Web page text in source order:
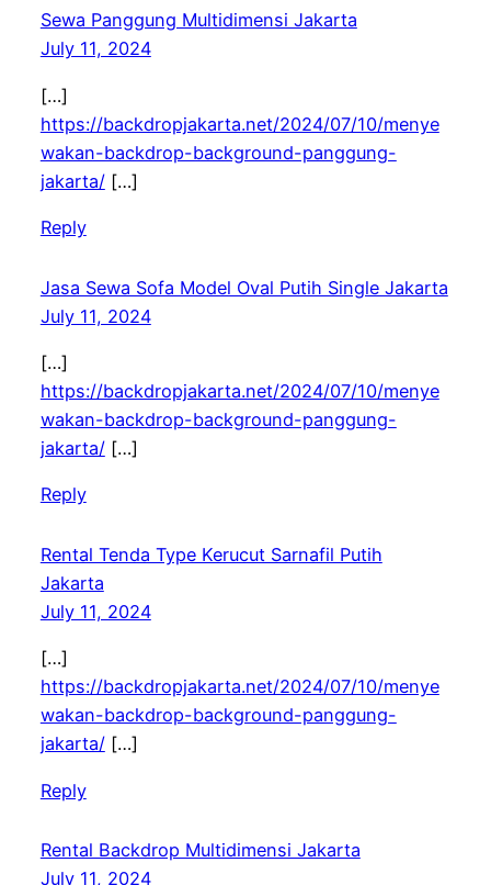
Sewa Panggung Multidimensi Jakarta
July 11, 2024
[…]
https://backdropjakarta.net/2024/07/10/menye
wakan-backdrop-background-panggung-
jakarta/[…]
Reply
Jasa Sewa Sofa Model Oval Putih Single Jakarta
July 11, 2024
[…]
https://backdropjakarta.net/2024/07/10/menye
wakan-backdrop-background-panggung-
jakarta/[…]
Reply
Rental Tenda Type Kerucut Sarnafil Putih
Jakarta
July 11, 2024
[…]
https://backdropjakarta.net/2024/07/10/menye
wakan-backdrop-background-panggung-
jakarta/[…]
Reply
Rental Backdrop Multidimensi Jakarta
July 11, 2024